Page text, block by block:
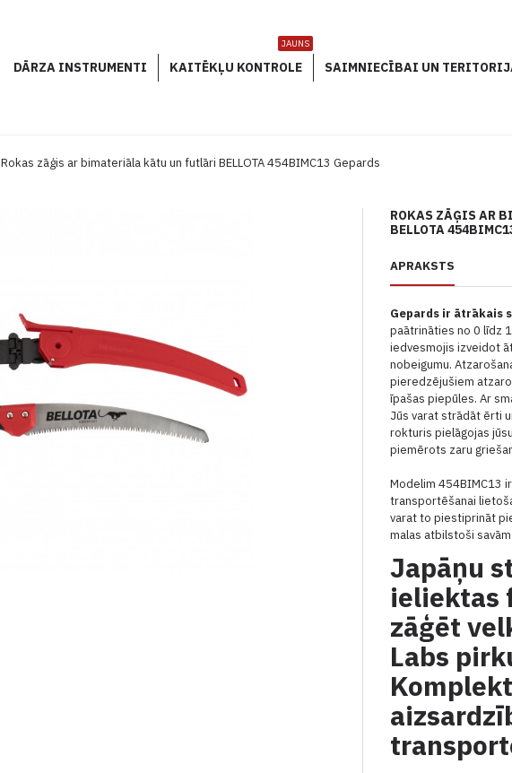
DĀRZA INSTRUMENTI KAITĒKĻU KONTROLE
JAUNS
SAIMNIECĪBAI UN
Rokas zāģis ar bimateriāla kātu un futlāri BELLOTA 454BIMC13 Gepards
ROKAS ZĀĢIS AR
BELLOTA
APRAKSTS
Gepards ir ātrākais
paātrināties no 0 līdz
iedvesmojis izveidot
nobeigumu.
pieredzējušiem
īpašas piepūles. Ar
Jūs varat strādāt ērti
rokturis pielāgojas
piemērots zaru
Modelim 454BIMC13
transportēšanai
varat to piestiprināt
malas atbilstoši
Japāņu
ieliektas
zāģēt
Labs